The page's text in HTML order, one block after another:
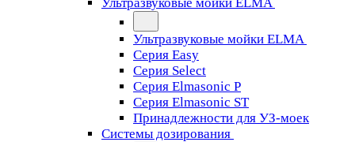
Ультразвуковые мойки ELMA
Серия Easy
Серия Select
Серия Elmasonic P
Серия Elmasonic ST
Принадлежности для УЗ-моек
Системы дозирования